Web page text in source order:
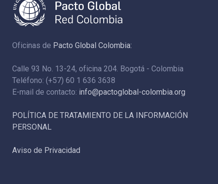
Oficinas de Pacto Global Colombia:
Calle 93 No. 13-24, oficina 204. Bogotá - Colombia
Teléfono: (+57) 60 1 636 3638
E-mail de contacto: info@pactoglobal-colombia.org
POLÍTICA DE TRATAMIENTO DE LA INFORMACIÓN
PERSONAL
Aviso de Privacidad